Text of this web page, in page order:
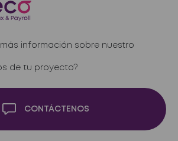
información sobre nuestro
de tu proyecto?
CONTÁCTENOS